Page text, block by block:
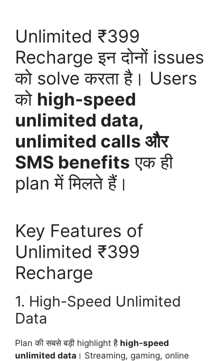
Unlimited ₹399
Recharge इन दोनों issues
को solve करता है। Users
को high-speed
unlimited data,
unlimited calls और
SMS benefits एक ही
plan में मिलते हैं।
Key Features of
Unlimited ₹399
Recharge
1. High-Speed Unlimited
Data
Plan की सबसे बड़ी highlight है high-speed
unlimited data । Streaming, gaming, online